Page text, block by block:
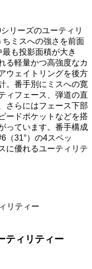
リーズのユーティリ
ミスへの強さを前面
も投影面積が大き
る軽量かつ高強度なカ
ウェイトリングを後方
。番手別にミスへの寛
ィフェース、弾道の直
さらにはフェース下部
ードポケットなどを搭
っています。番手構成
（31°）の4スペッ
に優れるユーティリテ
ティリティー